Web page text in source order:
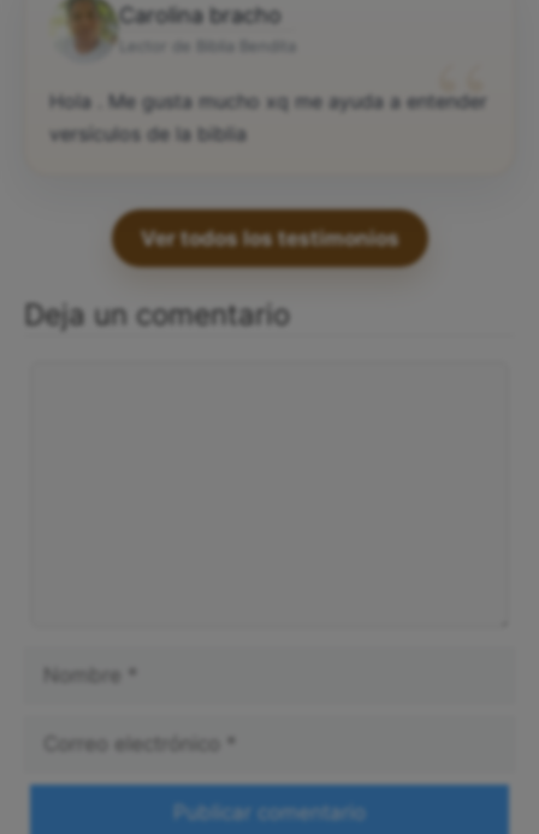
Carolina bracho
“
Hola . Me gusta mucho xq me ayuda a entender
versículos de la biblia
Ver todos los testimonios
Deja un comentario